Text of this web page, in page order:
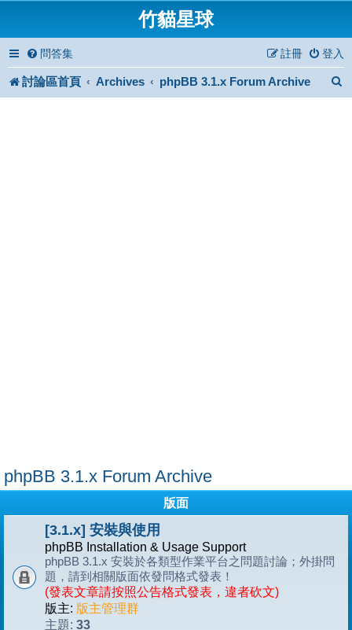
竹貓星球
問答集 登入
註冊
討論區首頁 Archives phpBB 3.1.x Forum Archive
phpBB 3.1.x Forum Archive
版面
[3.1.x] 安裝與使用
phpBB Installation & Usage Support
phpBB 3.1.x 安裝於各類型作業平台之問題討論；外掛問
題，請到相關版面依發問格式發表！
(發表文章請按照公告格式發表，違者砍文)
版主: 版主管理群
主題: 33